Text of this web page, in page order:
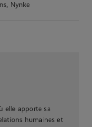
Nynke
elle apporte sa
humaines et